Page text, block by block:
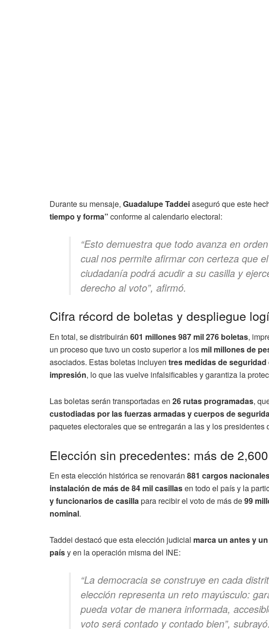
Durante su mensaje, Guadalupe Taddeiaseguró que este
tiempo y forma” conforme al calendario electoral:
“Esto demuestra que todo avanza en
cual nos permite afirmar con certeza que
ciudadanía podrá acudir a su casilla y
derecho al voto”, afirmó.
Cifra récord de boletas y despliegue
En total, se distribuirán 601 millones 987 mil 276 boletas,
un proceso que tuvo un costo superior a los mil millones de
asociados. Estas boletas incluyen tres medidas de
impresión, lo que las vuelve infalsificables y garantiza la
Las boletas serán transportadas en 26 rutas programadas,
custodiadas por las fuerzas armadas y cuerpos de
paquetes electorales que se entregarán a las y los
Elección sin precedentes: más de
En esta elección histórica se renovarán 881 cargos
instalación de más de 84 mil casillasen todo el país y la
y funcionarios de casillapara recibir el voto de más de99
nominal.
Taddei destacó que esta elección judicial marca un antes y
paísy en la operación misma del INE:
“La democracia se construye en cada
elección representa un reto mayúsculo:
pueda votar de manera informada,
voto será contado y contado bien”, subrayó.